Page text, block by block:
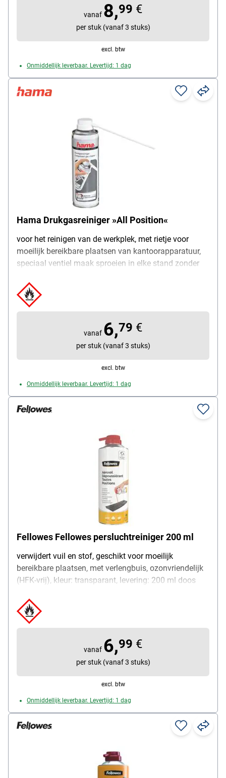
vanaf 8,99 €
per stuk (vanaf 3 stuks)
excl. btw
Onmiddellijk leverbaar. Levertijd: 1 dag
Hama Drukgasreiniger »All Position«
voor het reinigen van de werkplek, met rietje voor
moeilijk bereikbare plaatsen van kantoorapparatuur,
speciaal ventiel maak sproeien in elke stand zonder
inhoud per bus: 125 ml
vanaf 6,79 €
per stuk (vanaf 3 stuks)
excl. btw
Onmiddellijk leverbaar. Levertijd: 1 dag
Fellowes Fellowes persluchtreiniger 200 ml
verwijdert vuil en stof, geschikt voor moeilijk
bereikbare plaatsen, met verlengbuis, ozonvriendelijk
(HFK-vrij), kleur: transparant, levering: 200 ml doos
vanaf 6,99 €
per stuk (vanaf 3 stuks)
excl. btw
Onmiddellijk leverbaar. Levertijd: 1 dag